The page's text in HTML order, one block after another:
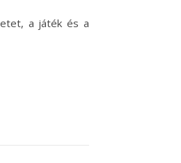
a játék és a